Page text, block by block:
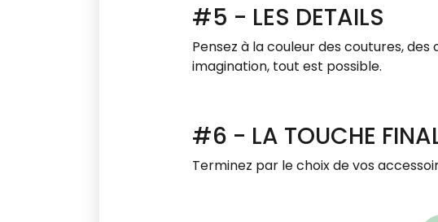
#5 - LES DETAILS
Pensez à la couleur des coutures,
imagination, tout est possible.
#6 - LA TOUCHE
Terminez par le choix de vos